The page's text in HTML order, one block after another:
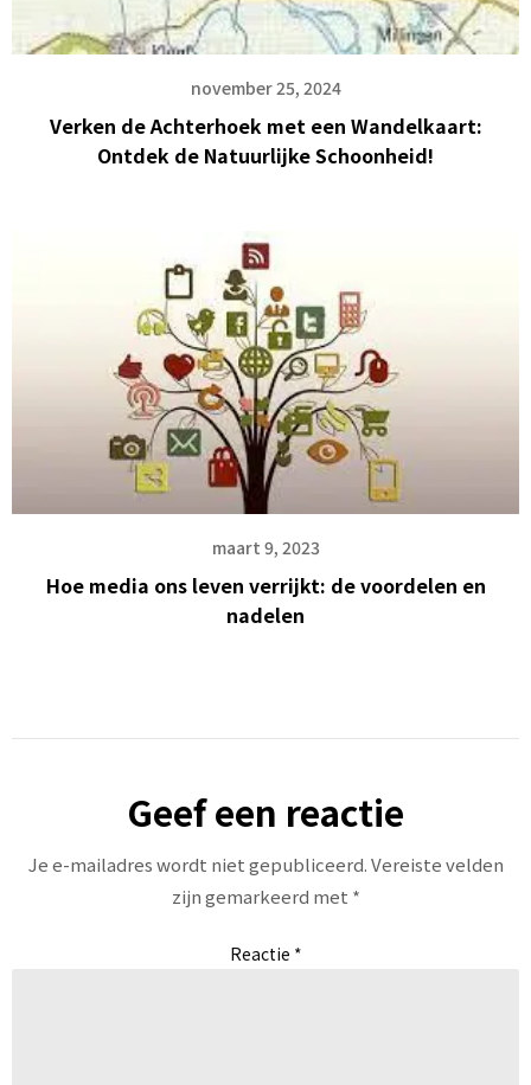
november 25, 2024
Verken de Achterhoek met een Wandelkaart:
Ontdek de Natuurlijke Schoonheid!
maart 9, 2023
Hoe media ons leven verrijkt: de voordelen en
nadelen
Geef een reactie
Je e-mailadres wordt niet gepubliceerd.Vereiste velden
zijn gemarkeerd met *
Reactie *